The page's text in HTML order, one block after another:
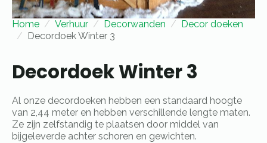
Home Verhuur Decorwanden
Decor doeken
Decordoek Winter 3
Decordoek Winter 3
Al onze decordoeken hebben een standaard hoogte
van 2,44 meter en hebben verschillende lengte maten.
Ze zijn zelfstandig te plaatsen door middel van
bijgeleverde achter schoren en gewichten.